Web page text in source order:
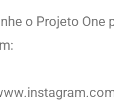
o Projeto One